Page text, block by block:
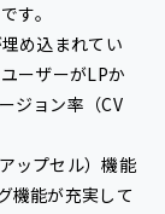
す。
め込まれてい
ーザーがLPか
ジョン率（CV
ップセル）機能
機能が充実して